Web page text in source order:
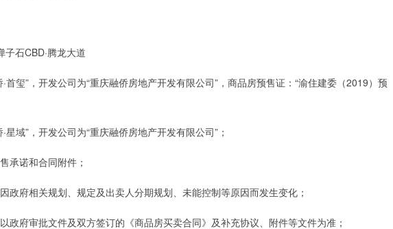
子石CBD·腾龙大道
首玺”，开发公司为“重庆融侨房地产开发有限公司”，商品房预售证：“渝住建委（2019）预
星域”，开发公司为“重庆融侨房地产开发有限公司”；
承诺和合同附件；
政府相关规划、规定及出卖人分期规划、未能控制等原因而发生变化；
政府审批文件及双方签订的《商品房买卖合同》及补充协议、附件等文件为准；